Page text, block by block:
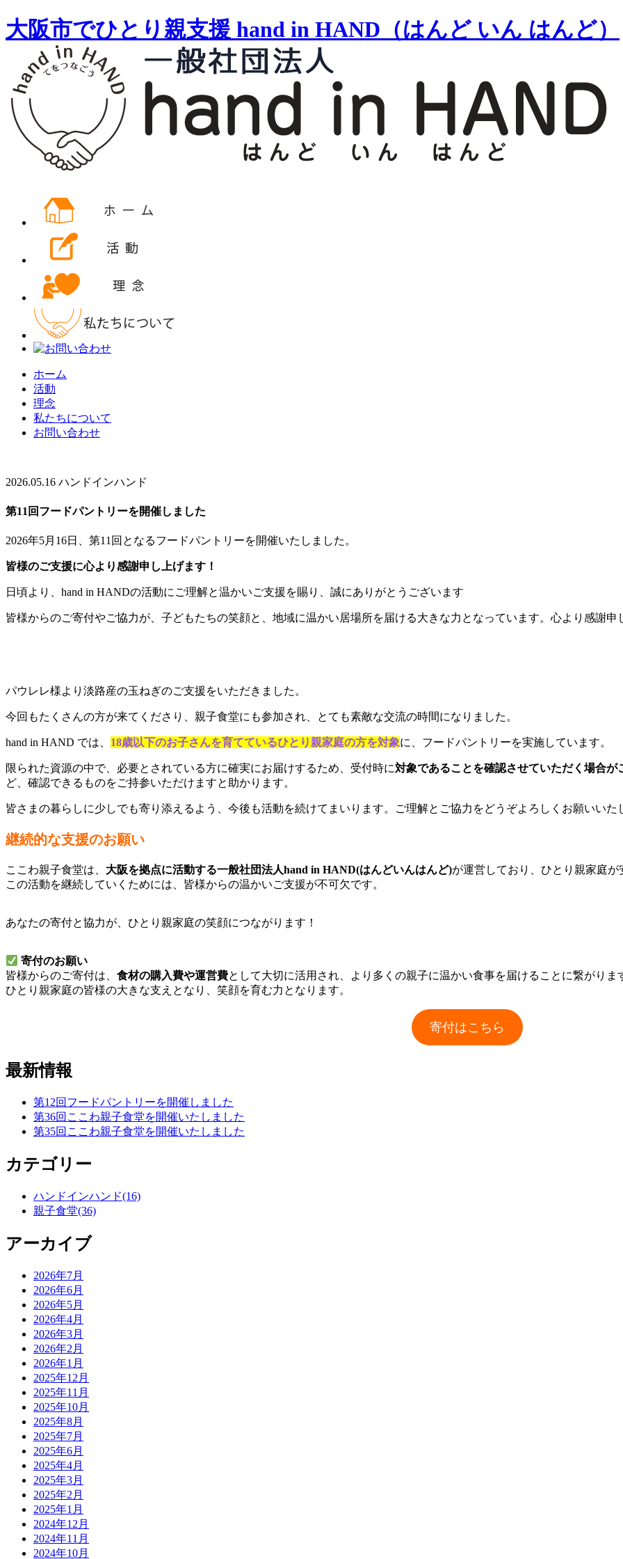
大阪市でひとり親支援 hand in HAND（はんど いん はんど）
ホーム
活動
理念
私たちについて
お問い合わせ
2026.05.16 ハンドインハンド
第11回フードパントリーを開催しました
2026年5月16日、第11回となるフードパントリーを開催いたしました。
皆様のご支援に心より感謝申し上げます！
日頃より、hand in HANDの活動にご理解と温かいご支援を賜り、誠にありがとうございます
皆様からのご寄付やご協力が、子どもたちの笑顔と、地域に温かい居場所を届ける大きな力となっています。心より感謝申
パウレレ様より淡路産の玉ねぎのご支援をいただきました。
今回もたくさんの方が来てくださり、親子食堂にも参加され、とても素敵な交流の時間になりました。
hand in HAND では、 18歳以下のお子さんを育てているひとり親家庭の方を対象に、フードパントリーを実施しています。
限られた資源の中で、必要とされている方に確実にお届けするため、受付時に対象であることを確認させていただく場合が
ど、確認できるものをご持参いただけますと助かります。
皆さまの暮らしに少しでも寄り添えるよう、今後も活動を続けてまいります。ご理解とご協力をどうぞよろしくお願いいた
継続的な支援のお願い
ここわ親子食堂は、 大阪を拠点に活動する一般社団法人hand in HAND(はんどいんはんど)が運営しており、ひとり親家庭が
この活動を継続していくためには、皆様からの温かいご支援が不可欠です。
あなたの寄付と協力が、ひとり親家庭の笑顔につながります！
寄付のお願い
皆様からのご寄付は、 食材の購入費や運営費として大切に活用され、より多くの親子に温かい食事を届けることに繋がり
ひとり親家庭の皆様の大きな支えとなり、笑顔を育む力となります。
寄付はこちら
最新情報
第12回フードパントリーを開催しました
第36回ここわ親子食堂を開催いたしました
第35回ここわ親子食堂を開催いたしました
カテゴリー
ハンドインハンド(16)
親子食堂(36)
アーカイブ
2026年7月
2026年6月
2026年5月
2026年4月
2026年3月
2026年2月
2026年1月
2025年12月
2025年11月
2025年10月
2025年8月
2025年7月
2025年6月
2025年4月
2025年3月
2025年2月
2025年1月
2024年12月
2024年11月
2024年10月